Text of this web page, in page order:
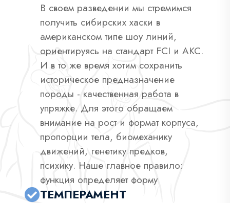
В своем разведении мы стремимся
получить сибирских хаски в
американском типе шоу линий,
ориентируясь на стандарт FCI и AKC.
И в то же время хотим сохранить
историческое предназначение
породы - качественная работа в
упряжке. Для этого обращаем
внимание на рост и формат корпуса,
пропорции тела, биомеханику
движений, генетику предков,
психику. Наше главное правило:
функция определяет форму
ТЕМПЕРАМЕНТ